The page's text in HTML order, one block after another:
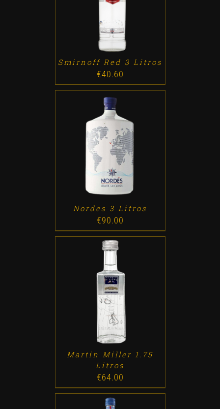
Smirnoff Red 3 Litros
€40.60
ADD TO CART / DETALLES
Nordes 3 Litros
€90.00
ADD TO CART / DETALLES
Martin Miller 1.75
Litros
€64.00